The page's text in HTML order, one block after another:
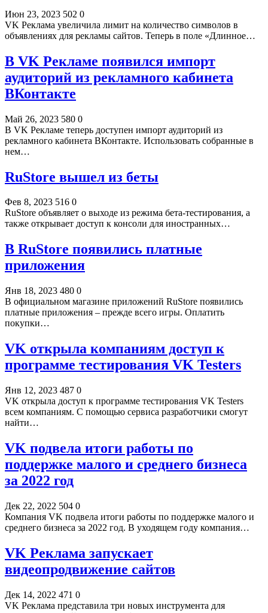
Июн 23, 2023 502 0
VK Реклама увеличила лимит на количество символов в
объявлениях для рекламы сайтов. Теперь в поле «Длинное…
В VK Рекламе появился импорт
аудиторий из рекламного кабинета
ВКонтакте
Май 26, 2023 580 0
В VK Рекламе теперь доступен импорт аудиторий из
рекламного кабинета ВКонтакте. Использовать собранные в
нем…
RuStore вышел из беты
Фев 8, 2023 516 0
RuStore объявляет о выходе из режима бета-тестирования, а
также открывает доступ к консоли для иностранных…
В RuStore появились платные
приложения
Янв 18, 2023 480 0
В официальном магазине приложений RuStore появились
платные приложения – прежде всего игры. Оплатить
покупки…
VK открыла компаниям доступ к
программе тестирования VK Testers
Янв 12, 2023 487 0
VK открыла доступ к программе тестирования VK Testers
всем компаниям. С помощью сервиса разработчики смогут
найти…
VK подвела итоги работы по
поддержке малого и среднего бизнеса
за 2022 год
Дек 22, 2022 504 0
Компания VK подвела итоги работы по поддержке малого и
среднего бизнеса за 2022 год. В уходящем году компания…
VK Реклама запускает
видеопродвижение сайтов
Дек 14, 2022 471 0
VK Реклама представила три новых инструмента для